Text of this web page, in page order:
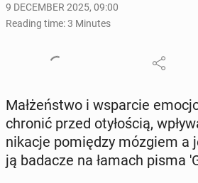
9 DECEMBER 2025, 09:00
Reading time: 3 Minutes
Małżeńst­wo i ws­par­cie
chronić przed otyłoś­cią,
nikac­je pomiędzy mózgiem
ją badacze na łamach pisma